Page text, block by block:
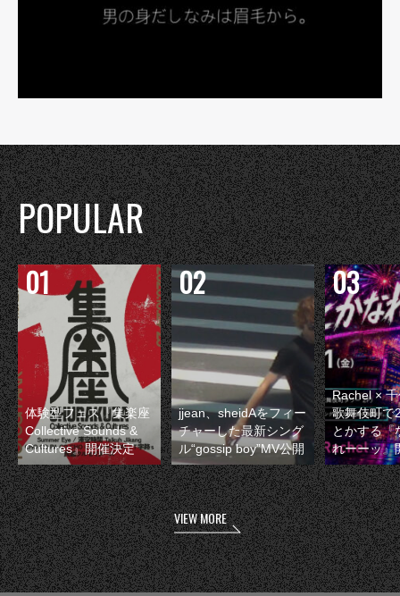
POPULAR
体験型フェス『集楽座
Collective Sounds &
Cultures』開催決定
jjean、sheidAをフィー
チャーした最新シング
ル“gossip boy”MV公開
Rachel ×
歌舞伎町で
とかする『
れーーッ』
VIEW MORE